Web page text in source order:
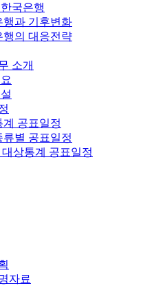
국은행
행과 기후변화
행의 대응전략
소개
계 공표일정
류별 공표일정
대상통계 공표일정
자료